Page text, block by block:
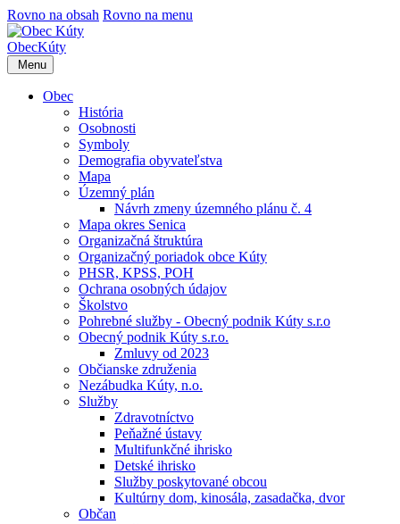
Rovno na obsah Rovno na menu
ObecKúty
Menu
Obec
História
Osobnosti
Symboly
Demografia obyvateľstva
Mapa
Územný plán
Návrh zmeny územného plánu č. 4
Mapa okres Senica
Organizačná štruktúra
Organizačný poriadok obce Kúty
PHSR, KPSS, POH
Ochrana osobných údajov
Školstvo
Pohrebné služby - Obecný podnik Kúty s.r.o
Obecný podnik Kúty s.r.o.
Zmluvy od 2023
Občianske združenia
Nezábudka Kúty, n.o.
Služby
Zdravotníctvo
Peňažné ústavy
Multifunkčné ihrisko
Detské ihrisko
Služby poskytované obcou
Kultúrny dom, kinosála, zasadačka, dvor
Občan